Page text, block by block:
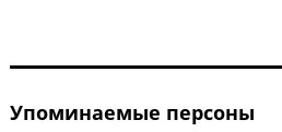
Упоминаемые персоны